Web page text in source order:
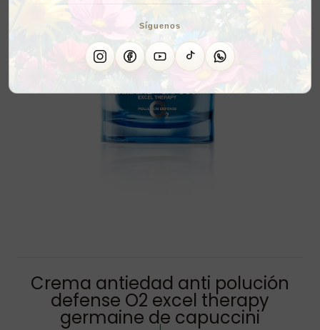
Síguenos
Crema antiedad anti polución
defense O2 excel therapy
germaine de capuccini